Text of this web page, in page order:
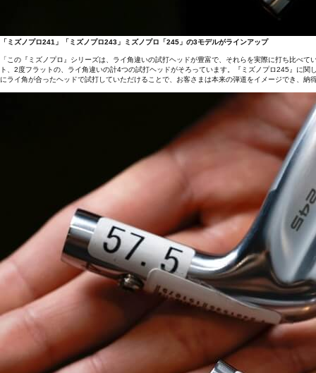
「ミズノプロ241」「ミズノプロ243」ミズノプロ「245」の3モデルがラインアップ
「この『ミズノプロ』シリーズは、ライ角違いの試打ヘッドが豊富で、それらを実際に打ち比べ
ト、2度フラットの、ライ角違いの計4つの試打ヘッドがそろっています。『ミズノプロ245』に
にライ角が合ったヘッドで試打していただけることで、お客さまは本来の弾道をイメージでき、納